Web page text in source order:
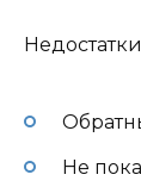
Недостатки
Не